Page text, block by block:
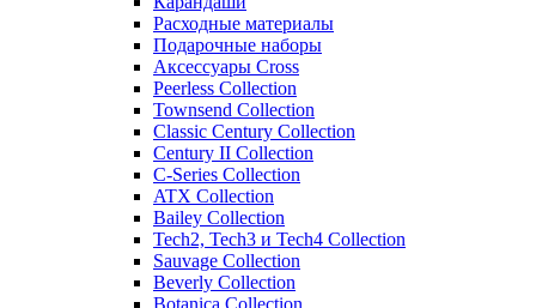
Расходные материалы
Подарочные наборы
Аксессуары Cross
Peerless Collection
Townsend Collection
Classic Century Collection
Century II Collection
C-Series Collection
ATX Collection
Bailey Collection
Tech2, Tech3 и Tech4 Collection
Sauvage Collection
Beverly Collection
Botanica Collection